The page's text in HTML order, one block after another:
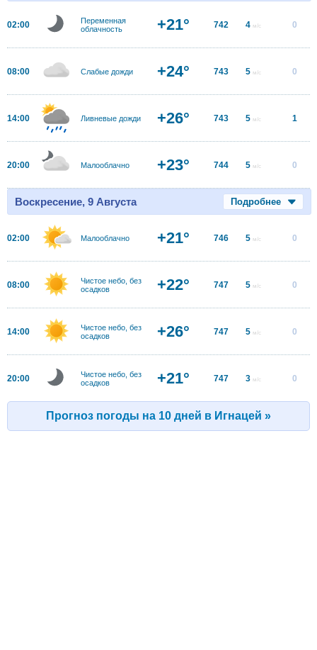
02:00
Переменная
облачность
+21° 742 4 м/с 0
08:00 Слабые дожди +24° 743 5 м/с 0
14:00 Ливневые дожди +26° 743 5 м/с 1
20:00 Малооблачно +23° 744 5 м/с 0
Воскресение, 9 Августа Подробнее
02:00 Малооблачно +21° 746 5 м/с 0
08:00
Чистое небо, без
осадков
+22° 747 5 м/с 0
14:00
Чистое небо, без
осадков
+26° 747 5 м/с 0
20:00
Чистое небо, без
осадков
+21° 747 3 м/с 0
Прогноз погоды на 10 дней в Игнацей »